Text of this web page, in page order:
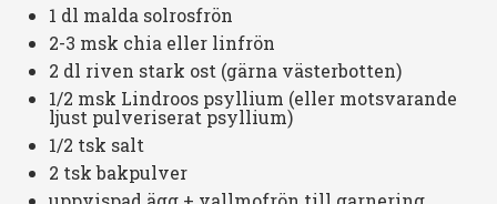
1 dl malda solrosfrön
2-3 msk chia eller linfrön
2 dl riven stark ost (gärna västerbotten)
1/2 msk Lindroos psyllium (eller motsvarande
ljust pulveriserat psyllium)
1/2 tsk salt
2 tsk bakpulver